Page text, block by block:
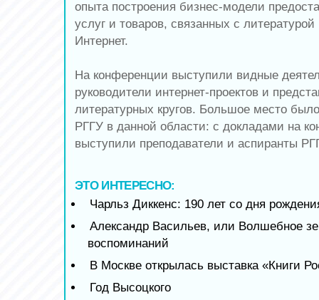
опыта построения бизнес-модели
услуг и товаров, связанных с
Интернет.
На конференции выступили видные
руководители интернет-проектов и
литературных кругов. Большое место
РГГУ в данной области: с докладами на
выступили преподаватели и аспиранты
ЭТО ИНТЕРЕСНО:
Чарльз Диккенс: 190 лет со дня
Александр Васильев, или Волшебное
воспоминаний
В Москве открылась выставка «Книги
Год Высоцкого